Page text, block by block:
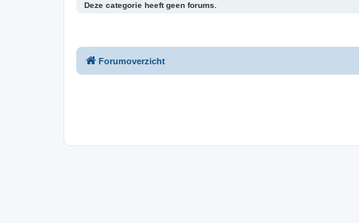
Deze categorie heeft geen forums.
Forumoverzicht